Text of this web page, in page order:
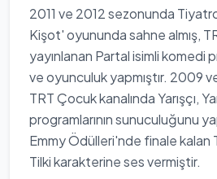
2011 ve 2012 sezonunda
Kişot' oyununda sahne almış,
yayınlanan Partal isimli komedi
ve oyunculuk yapmıştır. 2009 ve
TRT Çocuk kanalında Yarışçı,
programlarının sunuculuğunu
Emmy Ödülleri'nde finale kalan
Tilki karakterine ses vermiştir.